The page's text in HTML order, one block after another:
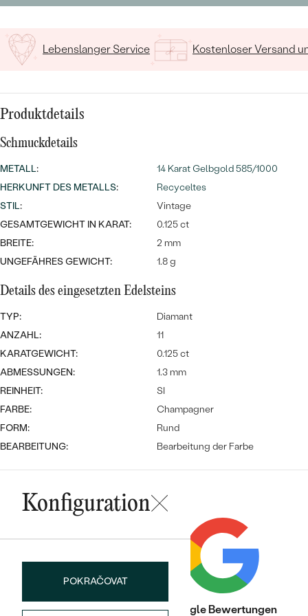
Meistverkaufte
Eheringe
MIT EDELSTEIN
GOLD
PLATIN
SILBER
Wave Kollektion
SCHMUCK MIT LAB GROWN
PERLENSCHMUCK
PERSONALISIERT
SYMBOLISCH
MINIMALISTISCH
NACH ANLASS
NACH DER FORM
MASSGEFERTIGTER
DIAMANTEN
Meistverkaufte
Ohrrinnge
ANSEHEN
LUXURIÖSE
Personalisierte
Halsketten
LUXURIÖSE
Meistverkaufte
Ringe
ANSEHEN
Lebenslanger Service Kostenloser Versand
Produktdetails
Schmuckdetails
METALL:
14 Karat Gelbgold 585/1000
HERKUNFT DES METALLS:
Recyceltes
STIL:
Vintage
GESAMTGEWICHT IN KARAT:
0.125 ct
BREITE:
2 mm
UNGEFÄHRES GEWICHT:
1.8 g
Details des eingesetzten Edelsteins
TYP:
Diamant
ANZAHL:
11
KARATGEWICHT:
0.125 ct
ABMESSUNGEN:
1.3 mm
REINHEIT:
SI
FARBE:
Champagner
FORM:
Rund
BEARBEITUNG:
Bearbeitung der Farbe
Konfiguration
POKRAČOVAT
Trusted shop BewertungenGoogle Bewertungen